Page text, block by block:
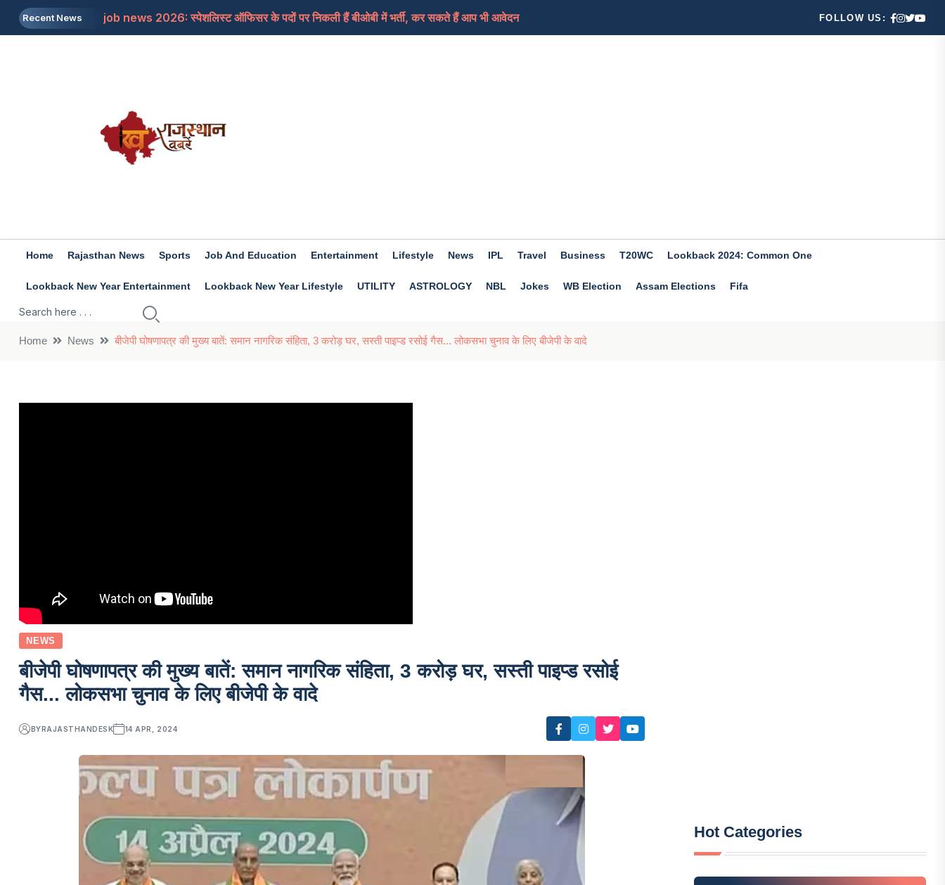
Recent News
job news 2026: स्पेशलिस्ट ऑफिसर के पदों पर निकली हैं बीओबी में भर्ती, कर सकते हैं आप भी आवेदन
Rashifal 8 aug 2026: इन राशियों के जातकों के लिए दिन होगा शुभ, हो सकता हैं आर्थिक लाभ, जाने क्या कहत...
FOLLOW US:
Home Rajasthan News Sports Job And Education Entertainment Lifestyle News IPL Travel Business T20WC Lookback 2024: Common One
Lookback New Year Entertainment Lookback New Year Lifestyle UTILITY ASTROLOGY NBL Jokes WB Election Assam Elections Fifa
Home News बीजेपी घोषणापत्र की मुख्य बातें: समान नागरिक संहिता, 3 करोड़ घर, सस्ती पाइप्ड रसोई गैस... लोकसभा चुनाव के लिए बीजेपी के वादे
NEWS
बीजेपी घोषणापत्र की मुख्य बातें: समान नागरिक संहिता, 3 करोड़ घर, सस्ती पाइप्ड रसोई
गैस... लोकसभा चुनाव के लिए बीजेपी के वादे
BYRAJASTHANDESK 14 APR, 2024
Hot Categories